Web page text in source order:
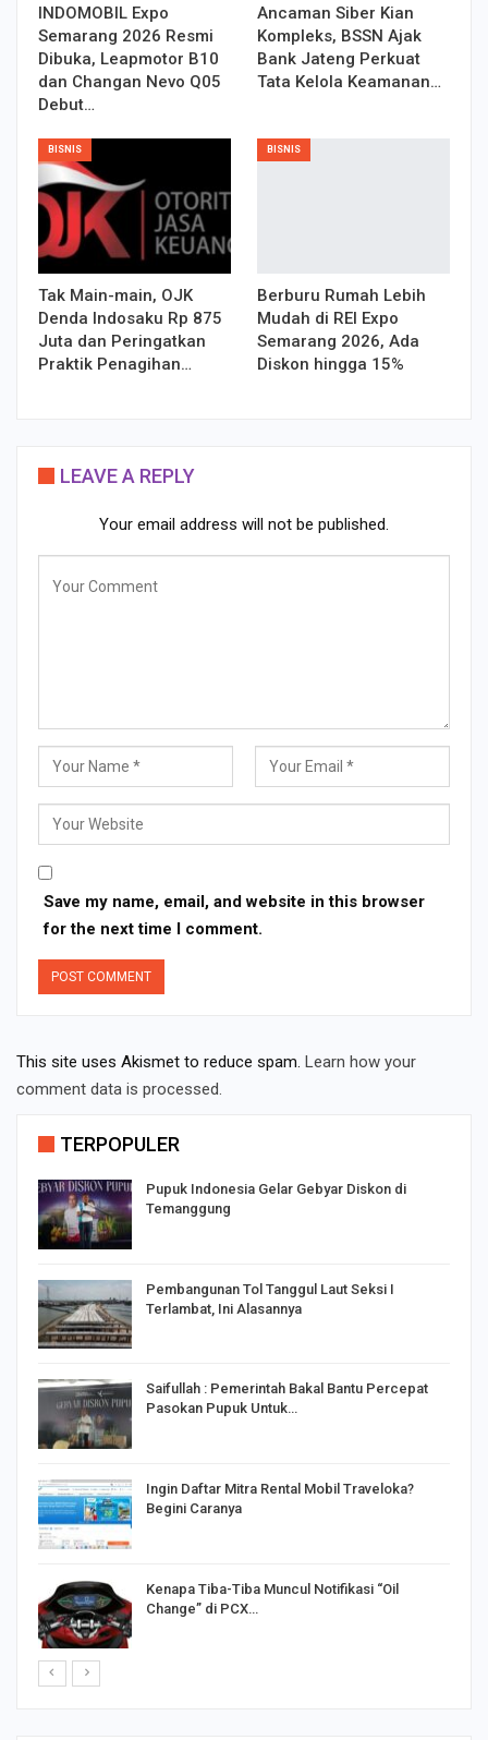
INDOMOBIL Expo
Semarang 2026 Resmi
Dibuka, Leapmotor B10
dan Changan Nevo Q05
Debut…
Ancaman Siber Kian
Kompleks, BSSN Ajak
Bank Jateng Perkuat
Tata Kelola Keamanan…
BISNIS
Tak Main-main, OJK
Denda Indosaku Rp 875
Juta dan Peringatkan
Praktik Penagihan…
BISNIS
Berburu Rumah Lebih
Mudah di REI Expo
Semarang 2026, Ada
Diskon hingga 15%
LEAVE A REPLY
Your email address will not be published.
Save my name, email, and website in this browser
for the next time I comment.
This site uses Akismet to reduce spam. Learn how your
comment data is processed.
TERPOPULER
Pupuk Indonesia Gelar Gebyar Diskon di
Temanggung
Pembangunan Tol Tanggul Laut Seksi I
Terlambat, Ini Alasannya
Saifullah : Pemerintah Bakal Bantu Percepat
Pasokan Pupuk Untuk…
Ingin Daftar Mitra Rental Mobil Traveloka?
Begini Caranya
Kenapa Tiba-Tiba Muncul Notifikasi “Oil
Change” di PCX…